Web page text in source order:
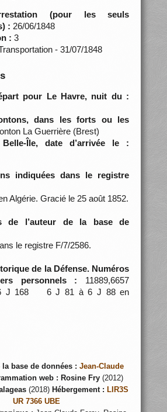
(pour les seuls
: 26/06/1848
: 3
- 31/07/1848
pour Le Havre, nuit du :
dans les forts ou les
La Guerrière (Brest)
Île, date d’arrivée le :
indiquées dans le registre
Algérie. Gracié le 25 août 1852.
de l’auteur de la base de
le registre F/7/2586.
de la Défense. Numéros
personnels : 11889,6657
J 168 6 J 81 à 6 J 88 en
la base de données : Jean-Claude
web : Rosine Fry (2012)
(2018) Hébergement : LIR3S
UR 7366 UBE